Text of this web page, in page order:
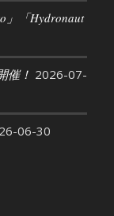
」「Hydronaut
催！ 2026-07-
06-30